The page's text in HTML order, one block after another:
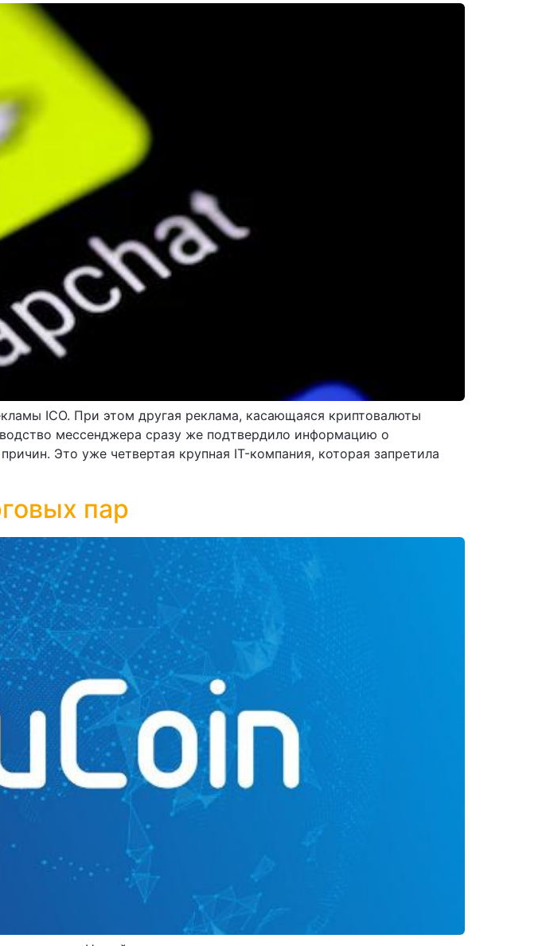
ICO. При этом другая реклама, касающаяся криптовалюты
мессенджера сразу же подтвердило информацию о
Это уже четвертая крупная IT-компания, которая запретила
пар